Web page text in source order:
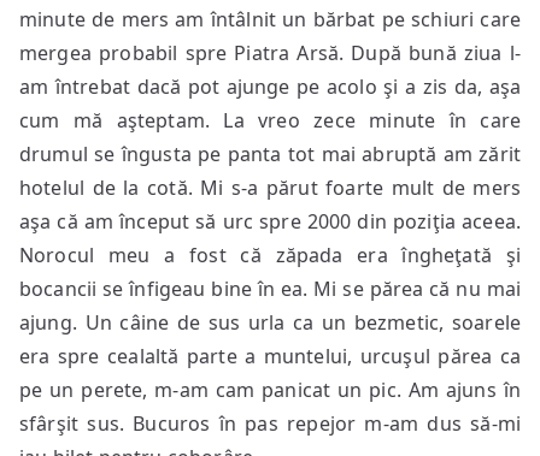
minute de mers am întâlnit un bărbat pe schiuri care
mergea probabil spre Piatra Arsă. După bună ziua l-
am întrebat dacă pot ajunge pe acolo şi a zis da, aşa
cum mă aşteptam. La vreo zece minute în care
drumul se îngusta pe panta tot mai abruptă am zărit
hotelul de la cotă. Mi s-a părut foarte mult de mers
aşa că am început să urc spre 2000 din poziţia aceea.
Norocul meu a fost că zăpada era îngheţată şi
bocancii se înfigeau bine în ea. Mi se părea că nu mai
ajung. Un câine de sus urla ca un bezmetic, soarele
era spre cealaltă parte a muntelui, urcuşul părea ca
pe un perete, m-am cam panicat un pic. Am ajuns în
sfârşit sus. Bucuros în pas repejor m-am dus să-mi